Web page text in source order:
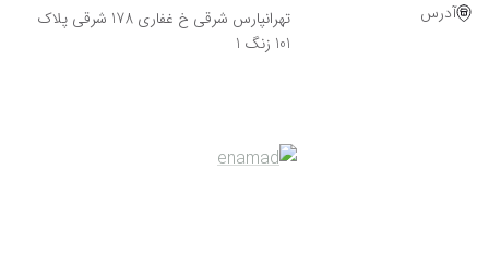
آدرس
تهرانپارس شرقی خ غفاری 178 شرقی پلاک
101 زنگ 1